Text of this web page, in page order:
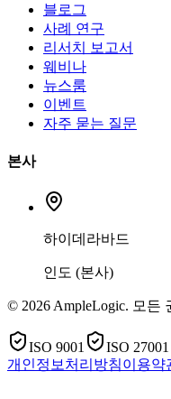
블로그
사례 연구
리서치 보고서
웨비나
뉴스룸
이벤트
자주 묻는 질문
본사
하이데라바드
인도 (본사)
© 2026 AmpleLogic. 모든
ISO 9001 ISO 27001
개인정보처리방침이용약